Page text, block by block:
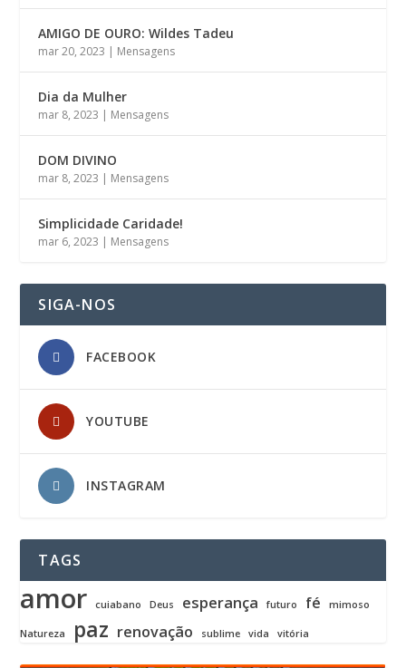
AMIGO DE OURO: Wildes Tadeu
mar 20, 2023 | Mensagens
Dia da Mulher
mar 8, 2023 | Mensagens
DOM DIVINO
mar 8, 2023 | Mensagens
Simplicidade Caridade!
mar 6, 2023 | Mensagens
SIGA-NOS
FACEBOOK
YOUTUBE
INSTAGRAM
TAGS
amor cuiabano Deus esperança futuro fé mimoso
Natureza paz renovação sublime vida vitória